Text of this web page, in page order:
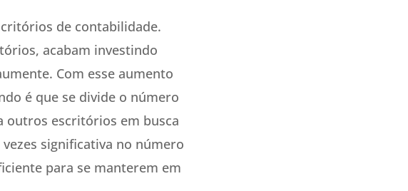
de contabilidade.
acabam investindo
Com esse aumento
é que se divide o número
outros escritórios em busca
significativa no número
para se manterem em